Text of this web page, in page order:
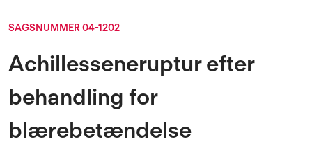
SAGSNUMMER 04-1202
Achillesseneruptur efter
behandling for
blærebetændelse